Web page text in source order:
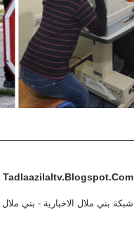
Tadlaazilaltv.blogspot.com
شبكة بني ملال الاخبارية - بني